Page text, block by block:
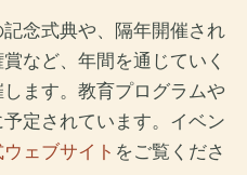
念式典や、隔年開催され
など、年間を通じていく
ます。教育プログラムや
定されています。イベン
ェブサイト をご覧くださ